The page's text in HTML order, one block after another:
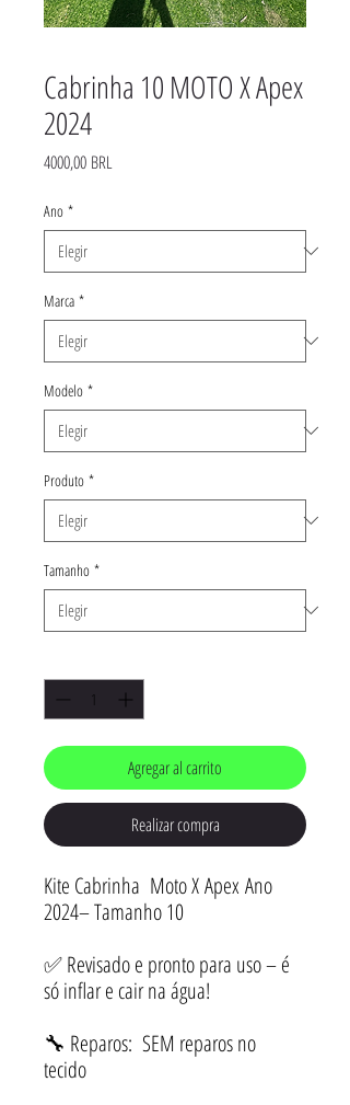
Cabrinha 10 MOTO X Apex
2024
4000,00 BRL
Ano *
Marca *
Modelo *
Produto *
Tamanho *
Agregar al carrito
Realizar compra
Kite Cabrinha Moto X Apex Ano
2024– Tamanho 10
✅ Revisado e pronto para uso – é
só inflar e cair na água!
🔧 Reparos: SEM reparos no
tecido